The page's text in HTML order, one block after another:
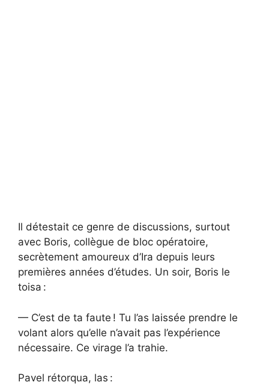
Il détestait ce genre de discussions, surtout
avec Boris, collègue de bloc opératoire,
secrètement amoureux d’Ira depuis leurs
premières années d’études. Un soir, Boris le
toisa :
— C’est de ta faute ! Tu l’as laissée prendre le
volant alors qu’elle n’avait pas l’expérience
nécessaire. Ce virage l’a trahie.
Pavel rétorqua, las :